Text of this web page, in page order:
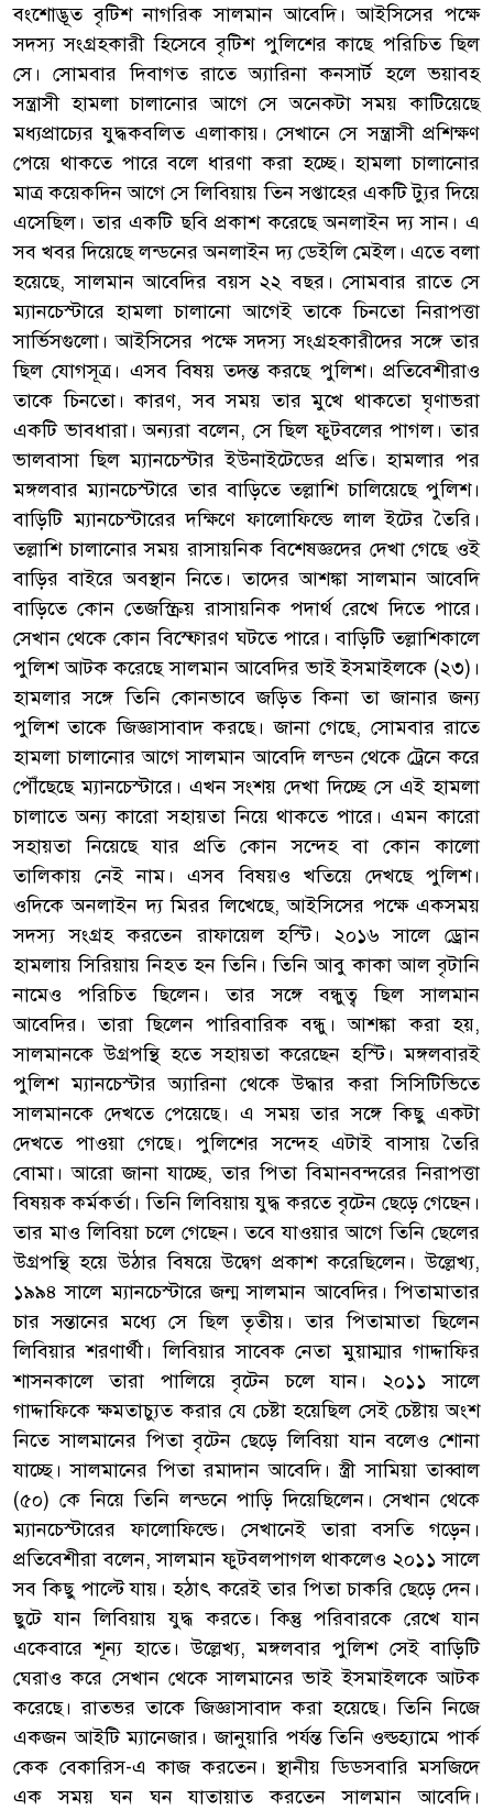
বংশোদ্ভূত বৃটিশ নাগরিক সালমান আবেদি। আইসিসের পক্ষে
সদস্য সংগ্রহকারী হিসেবে বৃটিশ পুলিশের কাছে পরিচিত ছিল
সে। সোমবার দিবাগত রাতে অ্যারিনা কনসার্ট হলে ভয়াবহ
সন্ত্রাসী হামলা চালানোর আগে সে অনেকটা সময় কাটিয়েছে
মধ্যপ্রাচ্যের যুদ্ধকবলিত এলাকায়। সেখানে সে সন্ত্রাসী প্রশিক্ষণ
পেয়ে থাকতে পারে বলে ধারণা করা হচ্ছে। হামলা চালানোর
মাত্র কয়েকদিন আগে সে লিবিয়ায় তিন সপ্তাহের একটি ট্যুর দিয়ে
এসেছিল। তার একটি ছবি প্রকাশ করেছে অনলাইন দ্য সান। এ
সব খবর দিয়েছে লন্ডনের অনলাইন দ্য ডেইলি মেইল। এতে বলা
হয়েছে, সালমান আবেদির বয়স ২২ বছর। সোমবার রাতে সে
ম্যানচেস্টারে হামলা চালানো আগেই তাকে চিনতো নিরাপত্তা
সার্ভিসগুলো। আইসিসের পক্ষে সদস্য সংগ্রহকারীদের সঙ্গে তার
ছিল যোগসূত্র। এসব বিষয় তদন্ত করছে পুলিশ। প্রতিবেশীরাও
তাকে চিনতো। কারণ, সব সময় তার মুখে থাকতো ঘৃণাভরা
একটি ভাবধারা। অন্যরা বলেন, সে ছিল ফুটবলের পাগল। তার
ভালবাসা ছিল ম্যানচেস্টার ইউনাইটেডের প্রতি। হামলার পর
মঙ্গলবার ম্যানচেস্টারে তার বাড়িতে তল্লাশি চালিয়েছে পুলিশ।
বাড়িটি ম্যানচেস্টারের দক্ষিণে ফালোফিল্ডে লাল ইটের তৈরি।
তল্লাশি চালানোর সময় রাসায়নিক বিশেষজ্ঞদের দেখা গেছে ওই
বাড়ির বাইরে অবস্থান নিতে। তাদের আশঙ্কা সালমান আবেদি
বাড়িতে কোন তেজস্ক্রিয় রাসায়নিক পদার্থ রেখে দিতে পারে।
সেখান থেকে কোন বিস্ফোরণ ঘটতে পারে। বাড়িটি তল্লাশিকালে
পুলিশ আটক করেছে সালমান আবেদির ভাই ইসমাইলকে (২৩)।
হামলার সঙ্গে তিনি কোনভাবে জড়িত কিনা তা জানার জন্য
পুলিশ তাকে জিজ্ঞাসাবাদ করছে। জানা গেছে, সোমবার রাতে
হামলা চালানোর আগে সালমান আবেদি লন্ডন থেকে ট্রেনে করে
পৌঁছেছে ম্যানচেস্টারে। এখন সংশয় দেখা দিচ্ছে সে এই হামলা
চালাতে অন্য কারো সহায়তা নিয়ে থাকতে পারে। এমন কারো
সহায়তা নিয়েছে যার প্রতি কোন সন্দেহ বা কোন কালো
তালিকায় নেই নাম। এসব বিষয়ও খতিয়ে দেখছে পুলিশ।
ওদিকে অনলাইন দ্য মিরর লিখেছে, আইসিসের পক্ষে একসময়
সদস্য সংগ্রহ করতেন রাফায়েল হস্টি। ২০১৬ সালে ড্রোন
হামলায় সিরিয়ায় নিহত হন তিনি। তিনি আবু কাকা আল বৃটানি
নামেও পরিচিত ছিলেন। তার সঙ্গে বন্ধুত্ব ছিল সালমান
আবেদির। তারা ছিলেন পারিবারিক বন্ধু। আশঙ্কা করা হয়,
সালমানকে উগ্রপন্থি হতে সহায়তা করেছেন হস্টি। মঙ্গলবারই
পুলিশ ম্যানচেস্টার অ্যারিনা থেকে উদ্ধার করা সিসিটিভিতে
সালমানকে দেখতে পেয়েছে। এ সময় তার সঙ্গে কিছু একটা
দেখতে পাওয়া গেছে। পুলিশের সন্দেহ এটাই বাসায় তৈরি
বোমা। আরো জানা যাচ্ছে, তার পিতা বিমানবন্দরের নিরাপত্তা
বিষয়ক কর্মকর্তা। তিনি লিবিয়ায় যুদ্ধ করতে বৃটেন ছেড়ে গেছেন।
তার মাও লিবিয়া চলে গেছেন। তবে যাওয়ার আগে তিনি ছেলের
উগ্রপন্থি হয়ে উঠার বিষয়ে উদ্বেগ প্রকাশ করেছিলেন। উল্লেখ্য,
১৯৯৪ সালে ম্যানচেস্টারে জন্ম সালমান আবেদির। পিতামাতার
চার সন্তানের মধ্যে সে ছিল তৃতীয়। তার পিতামাতা ছিলেন
লিবিয়ার শরণার্থী। লিবিয়ার সাবেক নেতা মুয়াম্মার গাদ্দাফির
শাসনকালে তারা পালিয়ে বৃটেন চলে যান। ২০১১ সালে
গাদ্দাফিকে ক্ষমতাচ্যুত করার যে চেষ্টা হয়েছিল সেই চেষ্টায় অংশ
নিতে সালমানের পিতা বৃটেন ছেড়ে লিবিয়া যান বলেও শোনা
যাচ্ছে। সালমানের পিতা রমাদান আবেদি। স্ত্রী সামিয়া তাব্বাল
(৫০) কে নিয়ে তিনি লন্ডনে পাড়ি দিয়েছিলেন। সেখান থেকে
ম্যানচেস্টারের ফালোফিল্ডে। সেখানেই তারা বসতি গড়েন।
প্রতিবেশীরা বলেন, সালমান ফুটবলপাগল থাকলেও ২০১১ সালে
সব কিছু পাল্টে যায়। হঠাৎ করেই তার পিতা চাকরি ছেড়ে দেন।
ছুটে যান লিবিয়ায় যুদ্ধ করতে। কিন্তু পরিবারকে রেখে যান
একেবারে শূন্য হাতে। উল্লেখ্য, মঙ্গলবার পুলিশ সেই বাড়িটি
ঘেরাও করে সেখান থেকে সালমানের ভাই ইসমাইলকে আটক
করেছে। রাতভর তাকে জিজ্ঞাসাবাদ করা হয়েছে। তিনি নিজে
একজন আইটি ম্যানেজার। জানুয়ারি পর্যন্ত তিনি ওল্ডহ্যামে পার্ক
কেক বেকারিস-এ কাজ করতেন। স্থানীয় ডিডসবারি মসজিদে
এক সময় ঘন ঘন যাতায়াত করতেন সালমান আবেদি।